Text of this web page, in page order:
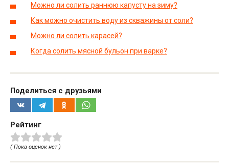
Можно ли солить раннюю капусту на зиму?
Как можно очистить воду из скважины от соли?
Можно ли солить карасей?
Когда солить мясной бульон при варке?
Поделиться с друзьями
Рейтинг
( Пока оценок нет )